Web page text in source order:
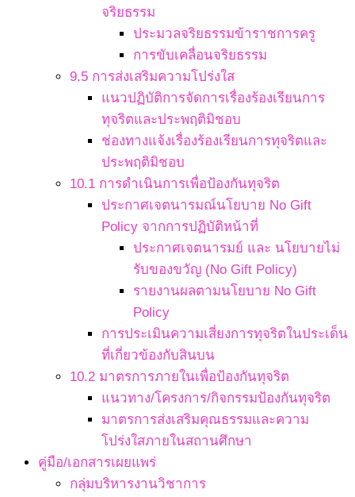
จริยธรรม
ประมวลจริยธรรมข้าราชการครู
การขับเคลื่อนจริยธรรม
9.5 การส่งเสริมความโปร่งใส
แนวปฏิบัติการจัดการเรื่องร้องเรียนการ
ทุจริตและประพฤติมิชอบ
ช่องทางแจ้งเรื่องร้องเรียนการทุจริตและ
ประพฤติมิชอบ
10.1 การดำเนินการเพื่อป้องกันทุจริต
ประกาศเจตนารมณ์นโยบาย No Gift
Policy จากการปฏิบัติหน้าที่
ประกาศเจตนารมย์ และ นโยบายไม่
รับของขวัญ (No Gift Policy)
รายงานผลตามนโยบาย No Gift
Policy
การประเมินความเสี่ยงการทุจริตในประเด็น
ที่เกี่ยวข้องกับสินบน
10.2 มาตรการภายในเพื่อป้องกันทุจริต
แนวทาง/โครงการ/กิจกรรมป้องกันทุจริต
มาตรการส่งเสริมคุณธรรมและความ
โปร่งใสภายในสถานศึกษา
คู่มือ/เอกสารเผยแพร่
กลุ่มบริหารงานวิชาการ